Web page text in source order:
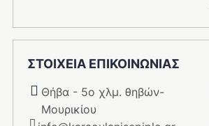
ΣΤΟΙΧΕΙΑ ΕΠΙΚΟΙΝΩΝΙΑΣ
Θήβα - 5o χλμ. θηβών-
Μουρικίου